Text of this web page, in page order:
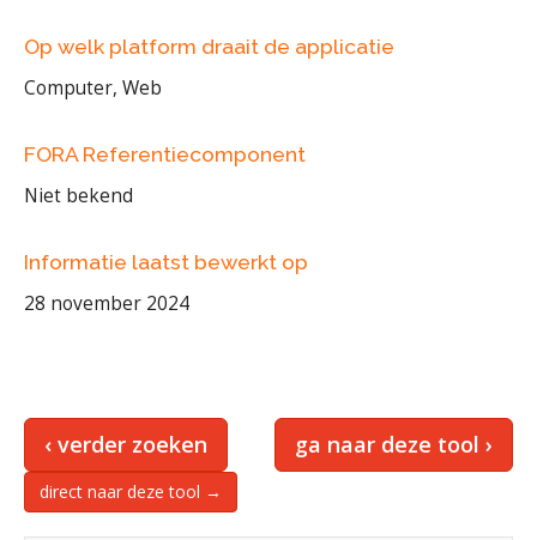
Op welk platform draait de applicatie
Computer, Web
FORA Referentiecomponent
Niet bekend
Informatie laatst bewerkt op
28 november 2024
‹ verder zoeken ga naar deze tool ›
direct naar deze tool →